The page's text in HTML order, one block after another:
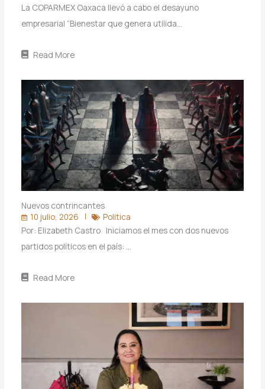
La COPARMEX Oaxaca llevó a cabo el desayuno
empresarial “Bienestar que genera utilida…
Read More
Nuevos contrincantes
10 julio, 2026
Politica
Por: Elizabeth Castro Iniciamos el mes con dos nuevos
partidos políticos en el país: …
Read More